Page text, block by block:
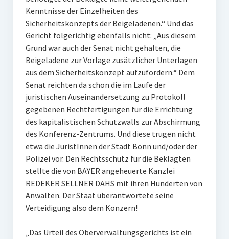
Kenntnisse der Einzelheiten des
Sicherheitskonzepts der Beigeladenen.“ Und das
Gericht folgerichtig ebenfalls nicht: „Aus diesem
Grund war auch der Senat nicht gehalten, die
Beigeladene zur Vorlage zusätzlicher Unterlagen
aus dem Sicherheitskonzept aufzufordern.“ Dem
Senat reichten da schon die im Laufe der
juristischen Auseinandersetzung zu Protokoll
gegebenen Rechtfertigungen für die Errichtung
des kapitalistischen Schutzwalls zur Abschirmung
des Konferenz-Zentrums. Und diese trugen nicht
etwa die JuristInnen der Stadt Bonn und/oder der
Polizei vor. Den Rechtsschutz für die Beklagten
stellte die von BAYER angeheuerte Kanzlei
REDEKER SELLNER DAHS mit ihren Hunderten von
Anwälten. Der Staat überantwortete seine
Verteidigung also dem Konzern!
„Das Urteil des Oberverwaltungsgerichts ist ein